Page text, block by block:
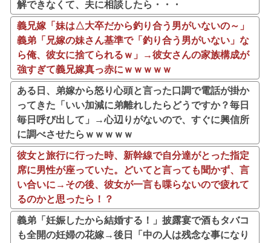
解できなくて、夫に相談したら・・・
義兄嫁「妹は△大卒だから釣り合う男がいないの～」
義弟「兄嫁の妹さん基準で「釣り合う男がいない」な
ら俺、彼女に捨てられるｗ」→彼女さんの家族構成が
強すぎて義兄嫁真っ赤にｗｗｗｗｗ
ある日、弟嫁から怒り心頭と言った口調で電話が掛か
ってきた「いい加減に弟離れしたらどうですか？毎日
毎日呼び出して」→心辺りがないので、すぐに興信所
に調べさせたらｗｗｗｗｗ
彼女と旅行に行った時、新幹線で自分達がとった指定
席に男性が座っていた。どいてと言っても聞かず、言
い合いに→その後、彼女が一言も喋らないので疲れて
るのかと思ったら！？
義弟「妊娠したから結婚する！」披露宴で酒もタバコ
も全開の妊婦の花嫁→後日「中の人は残念な事になり